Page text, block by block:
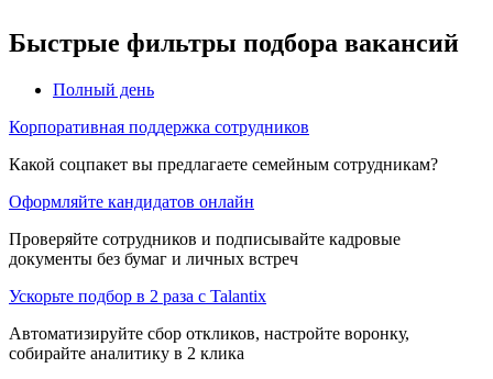
Быстрые фильтры подбора вакансий
Полный день
Корпоративная поддержка сотрудников
Какой соцпакет вы предлагаете семейным сотрудникам?
Оформляйте кандидатов онлайн
Проверяйте сотрудников и подписывайте кадровые
документы без бумаг и личных встреч
Ускорьте подбор в 2 раза с Talantix
Автоматизируйте сбор откликов, настройте воронку,
собирайте аналитику в 2 клика